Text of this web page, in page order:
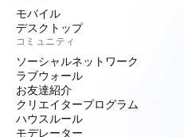
モバイル
デスクトップ
コミュニティ
ソーシャルネットワーク
ラブウォール
お友達紹介
クリエイタープログラム
ハウスルール
モデレーター